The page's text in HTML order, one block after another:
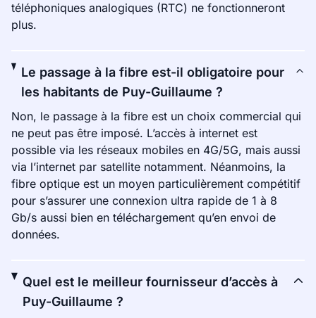
téléphoniques analogiques (RTC) ne fonctionneront
plus.
Le passage à la fibre est-il obligatoire pour
les habitants de Puy-Guillaume ?
Non, le passage à la fibre est un choix commercial qui
ne peut pas être imposé. L’accès à internet est
possible via les réseaux mobiles en 4G/5G, mais aussi
via l’internet par satellite notamment. Néanmoins, la
fibre optique est un moyen particulièrement compétitif
pour s’assurer une connexion ultra rapide de 1 à 8
Gb/s aussi bien en téléchargement qu’en envoi de
données.
Quel est le meilleur fournisseur d’accès à
Puy-Guillaume ?